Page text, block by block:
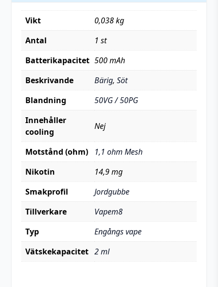
Vikt
0,038 kg
Antal
1 st
Batterikapacitet 500 mAh
Beskrivande
Bärig, Söt
Blandning
50VG / 50PG
Innehåller
cooling
Nej
Motstånd (ohm)
1,1 ohm Mesh
Nikotin
14,9 mg
Smakprofil
Jordgubbe
Tillverkare
Vapem8
Typ
Engångs vape
Vätskekapacitet 2 ml